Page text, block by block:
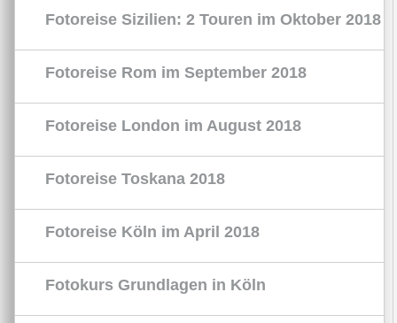
Fotoreise Sizilien: 2 Touren im Oktober 2018
Fotoreise Rom im September 2018
Fotoreise London im August 2018
Fotoreise Toskana 2018
Fotoreise Köln im April 2018
Fotokurs Grundlagen in Köln